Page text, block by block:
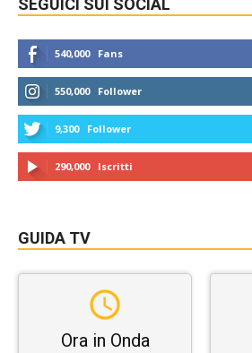
SEGUICI SUI SOCIAL
540,000 Fans
550,000 Follower
9,300 Follower
290,000 Iscritti
GUIDA TV
Ora in Onda